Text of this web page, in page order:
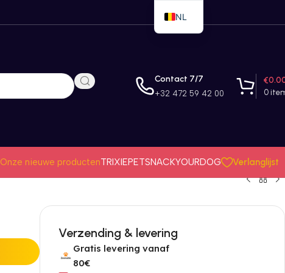
Contact 7/7
+32 472 59 42 00 0
€
Onze nieuwe productenTRIXIEPETSNACKYOURDOG
Verlanglijst
Verzending & levering
Gratis levering vanaf
80€
NL
EN